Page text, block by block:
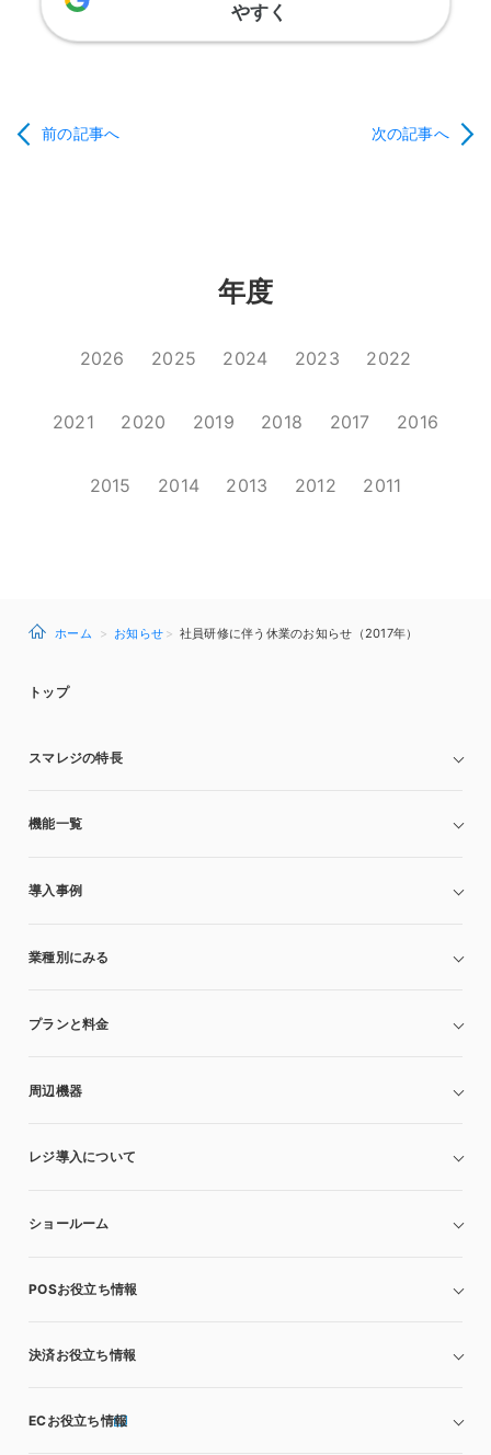
やすく
前の記事へ 次の記事へ
年度
2026 2025 2024 2023 2022
2021 2020 2019 2018 2017 2016
2015 2014 2013 2012 2011
ホーム お知らせ 社員研修に伴う休業のお知らせ（2017年）
トップ
スマレジの特長
機能一覧
導入事例
業種別にみる
プランと料金
周辺機器
レジ導入について
ショールーム
POSお役立ち情報
決済お役立ち情報
ECお役立ち情報